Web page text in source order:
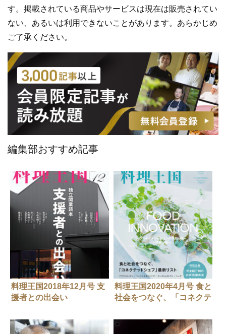
す。掲載されている商品やサービスは現在は販売されてい
ない、あるいは利用できないことがあります。あらかじめ
ご了承ください。
編集部おすすめ記事
料理王国2018年12月号 支
援者との出会い
料理王国2020年4月号 食と
社会をつなぐ、「コネクテ